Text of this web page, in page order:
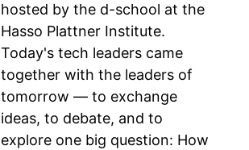
hosted by the d-school at the
Hasso Plattner Institute.
Today's tech leaders came
together with the leaders of
tomorrow — to exchange
ideas, to debate, and to
explore one big question: How